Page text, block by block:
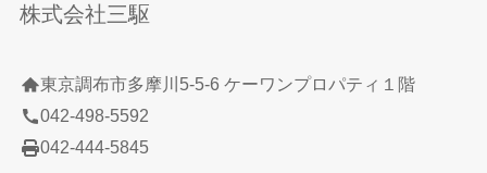
株式会社三駆
東京調布市多摩川5-5-6 ケーワンプロパティ１階
042-498-5592
042-444-5845